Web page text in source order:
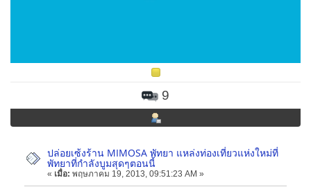
9
ปล่อยเซ้งร้าน MIMOSA พัทยา แหล่งท่องเที่ยวแห่งใหม่ที่
พัทยาที่กำลังบูมสุดๆตอนนี้
« เมื่อ: พฤษภาคม 19, 2013, 09:51:23 AM »